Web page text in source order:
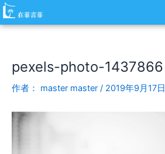
跳
至
pexels-photo-1437866
作者： master master / 2019年9月17日
Post
navigation